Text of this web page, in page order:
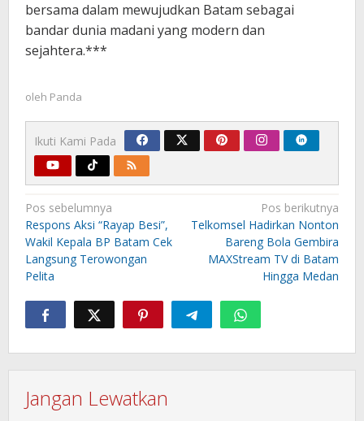
bersama dalam mewujudkan Batam sebagai
bandar dunia madani yang modern dan
sejahtera.***
oleh Panda
Ikuti Kami Pada
Navigasi
pos
Pos sebelumnya
Respons Aksi “Rayap Besi”,
Wakil Kepala BP Batam Cek
Langsung Terowongan
Pelita
Pos berikutnya
Telkomsel Hadirkan Nonton
Bareng Bola Gembira
MAXStream TV di Batam
Hingga Medan
Jangan Lewatkan